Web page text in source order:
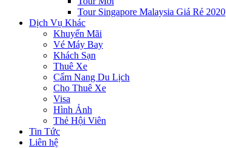
Tour Singapore Malaysia Giá Rẻ 2020
Dịch Vụ Khác
Khuyến Mãi
Vé Máy Bay
Khách Sạn
Thuê Xe
Cẩm Nang Du Lịch
Cho Thuê Xe
Visa
Hình Ảnh
Thẻ Hội Viên
Tin Tức
Liên hệ